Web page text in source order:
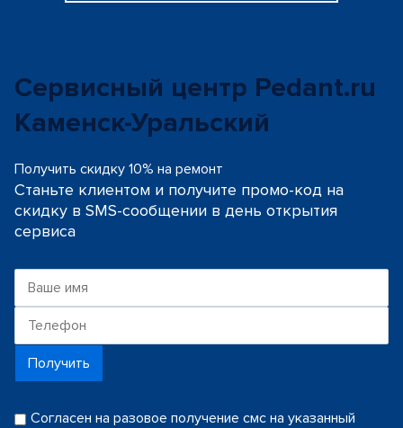
Сервисный центр Pedant.ru
Каменск-Уральский
Получить скидку 10% на ремонт
Станьте клиентом и получите промо-код на
скидку в SMS-сообщении в день открытия
сервиса
Получить
Согласен на разовое получение смс на указанный